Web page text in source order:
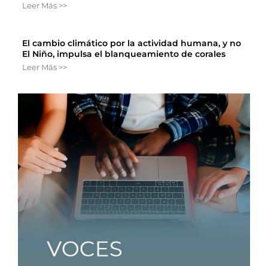
Leer Más >>
El cambio climático por la actividad humana, y no
El Niño, impulsa el blanqueamiento de corales
Leer Más >>